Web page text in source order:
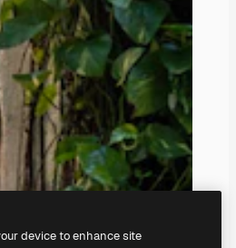
device to enhance site